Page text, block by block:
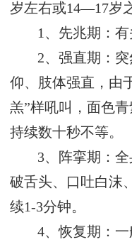
岁左右或14—17岁
1、先兆期：有
2、强直期：
仰、肢体强直，由
羔”样吼叫，面色
持续数十秒不等。
3、阵挛期：
破舌头、口吐白沫
续1-3分钟。
4、恢复期：